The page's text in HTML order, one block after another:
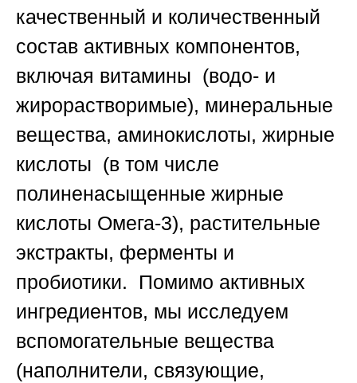
качественный и количественный
состав активных компонентов,
включая витамины (водо- и
жирорастворимые), минеральные
вещества, аминокислоты, жирные
кислоты (в том числе
полиненасыщенные жирные
кислоты Омега-3), растительные
экстракты, ферменты и
пробиотики. Помимо активных
ингредиентов, мы исследуем
вспомогательные вещества
(наполнители, связующие,